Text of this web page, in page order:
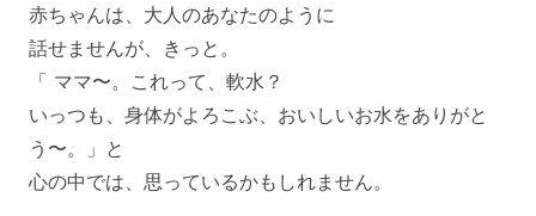
赤ちゃんは、大人のあなたのように
話せませんが、きっと。
「 ママ〜。これって、軟水？
いっつも、身体がよろこぶ、おいしいお水をありがと
う〜。」と
心の中では、思っているかもしれません。